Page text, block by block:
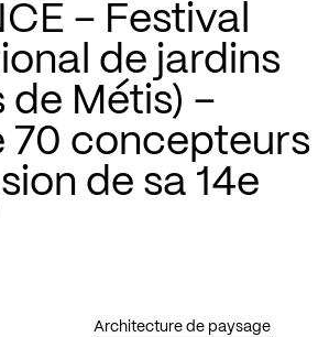
– Festival
de jardins
de Métis) –
70 concepteurs
de sa 14e
Architecture de paysage